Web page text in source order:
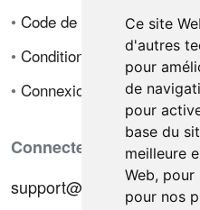
Ce site
d'autres
pour
de
pour
base du
meilleure
Web, pour
pour nos
• Code de déontologie
• Conditions de vente
• Connexion
Connectez-vous avec
support@hiringnotes.com